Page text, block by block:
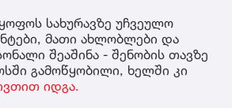
სახურავზე უჩვეულო
მათი ახლობლები და
შეაშინა - შენობის თავზე
გამოწყობილი, ხელში კი
იდგა.